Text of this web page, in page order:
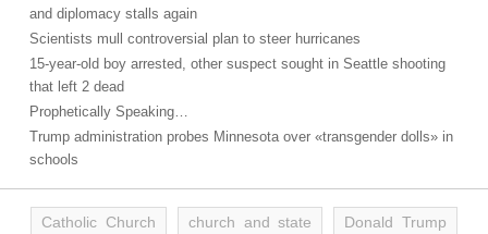
and diplomacy stalls again
Scientists mull controversial plan to steer hurricanes
15-year-old boy arrested, other suspect sought in Seattle shooting
that left 2 dead
Prophetically Speaking…
Trump administration probes Minnesota over «transgender dolls» in
schools
Catholic Church church and state
Donald Trump